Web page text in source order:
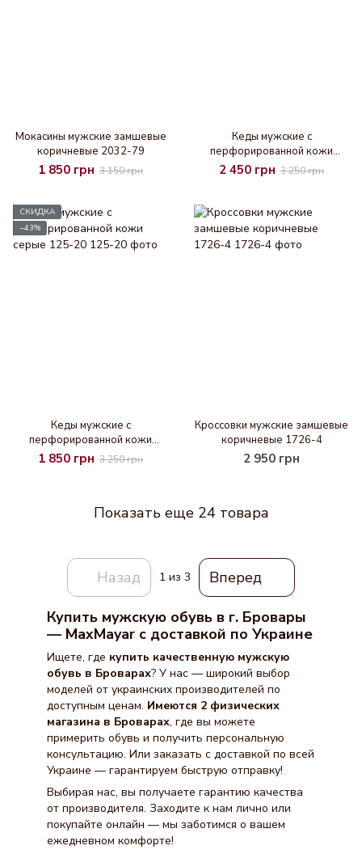
Мокасины мужские замшевые
коричневые 2032-79
1 850 грн 3 150 грн
Кеды мужские с
перфорированной кожи
серые 351-19
2 450 грн 3 250 грн
СКИДКА
−43%
Кеды мужские с
перфорированной кожи
серые 125-20
1 850 грн 3 250 грн
Кроссовки мужские замшевые
коричневые 1726-4
2 950 грн
Показать еще 24 товара
Назад 1 из 3 Вперед
Купить мужскую обувь в г. Бровары
— MaxMayar с доставкой по Украине
Ищете, где купить качественную мужскую
обувь в Броварах? У нас — широкий выбор
моделей от украинских производителей по
доступным ценам. Имеются 2 физических
магазина в Броварах, где вы можете
примерить обувь и получить персональную
консультацию. Или заказать с доставкой по всей
Украине — гарантируем быструю отправку!
Выбирая нас, вы получаете гарантию качества
от производителя. Заходите к нам лично или
покупайте онлайн — мы заботимся о вашем
ежедневном комфорте!